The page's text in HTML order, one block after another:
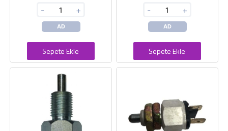
- +
AD
Sepete Ekle
- +
AD
Sepete Ekle